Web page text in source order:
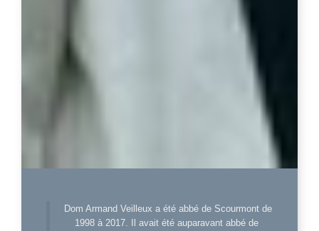
Dom Armand Veilleux a été abbé de Scourmont de
1998 à 2017. Il avait été auparavant abbé de